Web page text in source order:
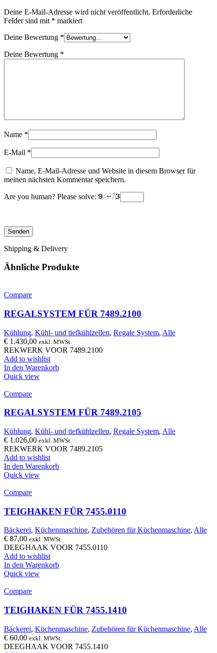
Deine E-Mail-Adresse wird nicht veröffentlicht. Erforderliche
Felder sind mit * markiert
Deine Bewertung *
Deine Bewertung *
Name *
E-Mail *
Name, E-Mail-Adresse und Website in diesem Browser für
meinen nächsten Kommentar speichern.
Are you human? Please solve:
Shipping & Delivery
Ähnliche Produkte
Compare
REGALSYSTEM FÜR 7489.2100
Kühlung, Kühl- und tiefkühlzellen, Regale System, Alle
€ 1.430,00 exkl. MWSt.
REKWERK VOOR 7489.2100
Add to wishlist
In den Warenkorb
Quick view
Compare
REGALSYSTEM FÜR 7489.2105
Kühlung, Kühl- und tiefkühlzellen, Regale System, Alle
€ 1.026,00 exkl. MWSt.
REKWERK VOOR 7489.2105
Add to wishlist
In den Warenkorb
Quick view
Compare
TEIGHAKEN FÜR 7455.0110
Bäckerei, Küchenmaschine, Zubehören für Küchenmaschine, Alle
€ 87,00 exkl. MWSt.
DEEGHAAK VOOR 7455.0110
Add to wishlist
In den Warenkorb
Quick view
Compare
TEIGHAKEN FÜR 7455.1410
Bäckerei, Küchenmaschine, Zubehören für Küchenmaschine, Alle
€ 60,00 exkl. MWSt.
DEEGHAAK VOOR 7455.1410